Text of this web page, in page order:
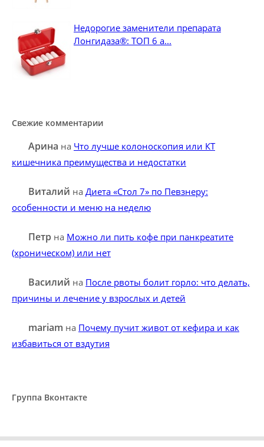
Недорогие заменители препарата
Лонгидаза®: ТОП 6 а...
Свежие комментарии
Арина на Что лучше колоноскопия или КТ
кишечника преимущества и недостатки
Виталий на Диета «Стол 7» по Певзнеру:
особенности и меню на неделю
Петр на Можно ли пить кофе при панкреатите
(хроническом) или нет
Василий на После рвоты болит горло: что делать,
причины и лечение у взрослых и детей
mariam на Почему пучит живот от кефира и как
избавиться от вздутия
Группа Вконтакте